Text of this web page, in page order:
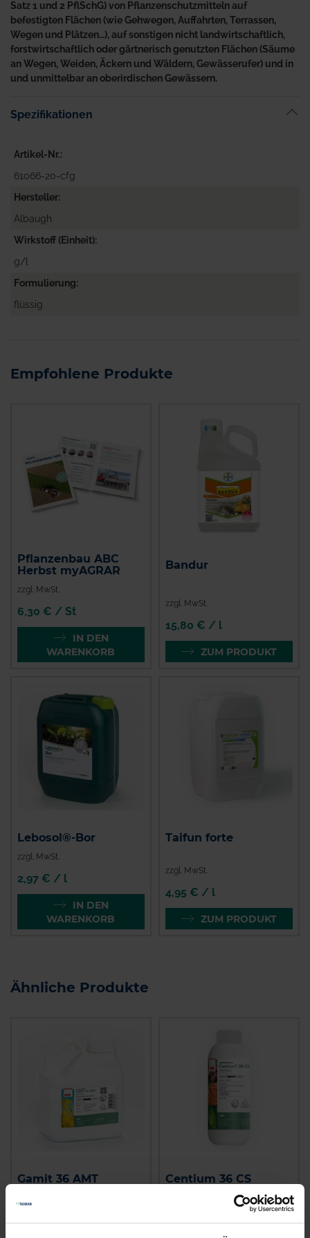
Satz 1 und 2 PflSchG) von Pflanzenschutzmitteln auf
befestigten Flächen (wie Gehwegen, Auffahrten, Terrassen,
Wegen und Plätzen…), auf sonstigen nicht landwirtschaftlich,
forstwirtschaftlich oder gärtnerisch genutzten Flächen (Säume
an Wegen, Weiden, Äckern und Wäldern, Gewässerufer) und in
und unmittelbar an oberirdischen Gewässern.
Spezifikationen
Artikel-Nr.
61066-20-cfg
Hersteller
Albaugh
Wirkstoff (Einheit)
g/l
Formulierung
flüssig
Empfohlene Produkte
Pflanzenbau ABC
Herbst myAGRAR
zzgl. MwSt.
6,30 € / St
IN DEN
WARENKORB
Bandur
zzgl. MwSt.
15,80 € / l
ZUM PRODUKT
Lebosol®-Bor
zzgl. MwSt.
2,97 € / l
IN DEN
WARENKORB
Taifun forte
zzgl. MwSt.
4,95 € / l
ZUM PRODUKT
Ähnliche Produkte
Gamit 36 AMT Centium 36 CS
140,32 € / l